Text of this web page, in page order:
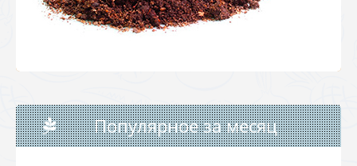
Популярное за месяц